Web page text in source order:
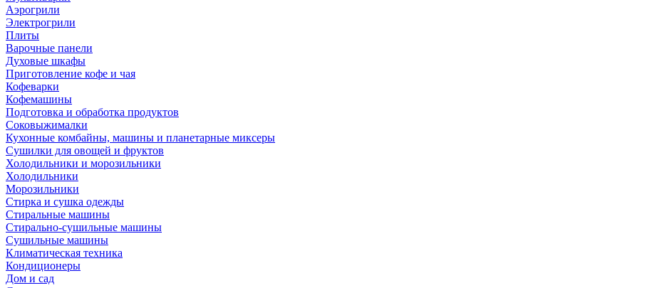
Аэрогрили
Электрогрили
Плиты
Варочные панели
Духовые шкафы
Приготовление кофе и чая
Кофеварки
Кофемашины
Подготовка и обработка продуктов
Соковыжималки
Кухонные комбайны, машины и планетарные миксеры
Сушилки для овощей и фруктов
Холодильники и морозильники
Холодильники
Морозильники
Стирка и сушка одежды
Стиральные машины
Стирально-сушильные машины
Сушильные машины
Климатическая техника
Кондиционеры
Дом и сад